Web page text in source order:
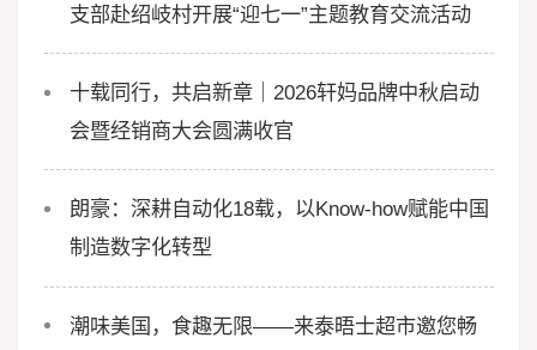
支部赴绍岐村开展“迎七一”主题教育交流活动
十载同行，共启新章｜2026轩妈品牌中秋启动
会暨经销商大会圆满收官
朗豪：深耕自动化18载，以Know-how赋能中国
制造数字化转型
潮味美国，食趣无限——来泰晤士超市邀您畅